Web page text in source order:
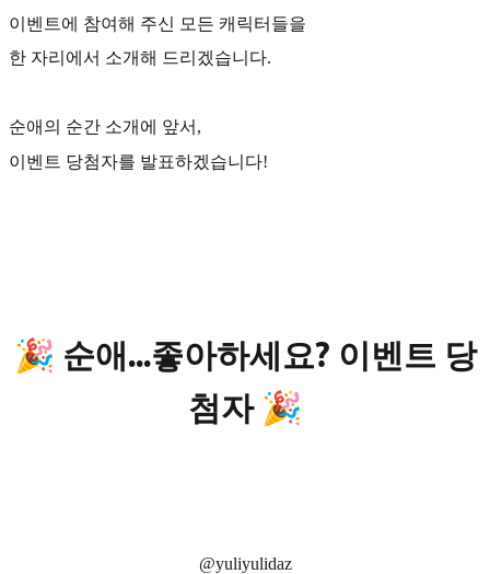
이벤트에 참여해 주신 모든 캐릭터들을
한 자리에서 소개해 드리겠습니다.
순애의 순간 소개에 앞서,
이벤트 당첨자를 발표하겠습니다!
🎉 순애...좋아하세요? 이벤트 당
첨자 🎉
@yuliyulidaz